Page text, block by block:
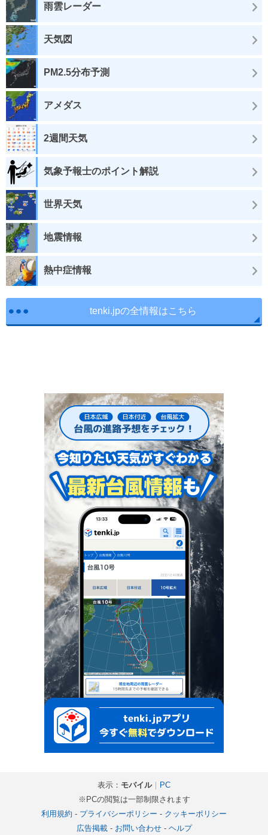
雨雲レーダー
天気図
PM2.5分布予測
アメダス
2週間天気
気象予報士のポイント解説
世界天気
地震情報
熱中症情報
tenki.jpの全情報はこちら
表示： モバイル｜ PC
※PCの閲覧は一部制限されます
利用規約 - プライバシーポリシー - クッキーポリシー
広告掲載- お問い合わせ- ヘルプ